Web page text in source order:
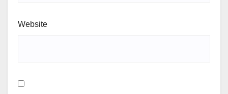
Website